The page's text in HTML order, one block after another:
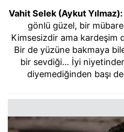
Vahit Selek (Aykut Yılmaz):
gönlü güzel, bir
Kimsesizdir ama kardeşim
Bir de yüzüne bakmaya
bir sevdiği… İyi
diyemediğinden başı